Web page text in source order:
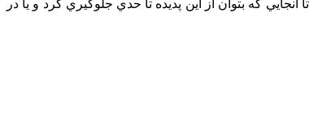
كه بتوان از اين پديده تا حدي جلوگيري كرد و يا در